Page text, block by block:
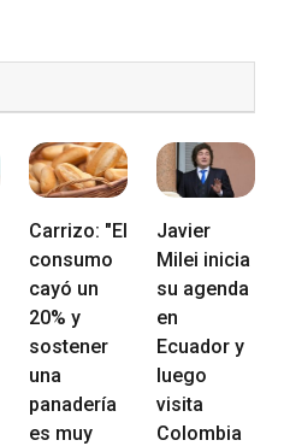
Carrizo: "El
consumo
cayó un
20% y
sostener
una
panadería
es muy
Javier
Milei inicia
su agenda
en
Ecuador y
luego
visita
Colombia